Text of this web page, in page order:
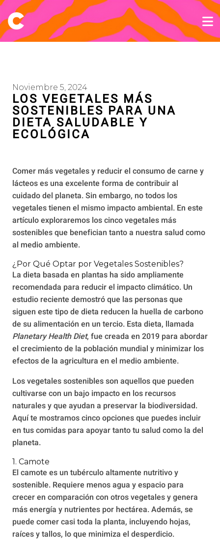
Noviembre 5, 2024
LOS VEGETALES MÁS
SOSTENIBLES PARA UNA
DIETA SALUDABLE Y
ECOLÓGICA
Comer más vegetales y reducir el consumo de carne y
lácteos es una excelente forma de contribuir al
cuidado del planeta. Sin embargo, no todos los
vegetales tienen el mismo impacto ambiental. En este
artículo exploraremos los cinco vegetales más
sostenibles que benefician tanto a nuestra salud como
al medio ambiente.
¿Por Qué Optar por Vegetales Sostenibles?
La dieta basada en plantas ha sido ampliamente
recomendada para reducir el impacto climático. Un
estudio reciente demostró que las personas que
siguen este tipo de dieta reducen la huella de carbono
de su alimentación en un tercio. Esta dieta, llamada
Planetary Health Diet, fue creada en 2019 para abordar
el crecimiento de la población mundial y minimizar los
efectos de la agricultura en el medio ambiente.
Los vegetales sostenibles son aquellos que pueden
cultivarse con un bajo impacto en los recursos
naturales y que ayudan a preservar la biodiversidad.
Aquí te mostramos cinco opciones que puedes incluir
en tus comidas para apoyar tanto tu salud como la del
planeta.
1. Camote
El camote es un tubérculo altamente nutritivo y
sostenible. Requiere menos agua y espacio para
crecer en comparación con otros vegetales y genera
más energía y nutrientes por hectárea. Además, se
puede comer casi toda la planta, incluyendo hojas,
raíces y tallos, lo que minimiza el desperdicio.